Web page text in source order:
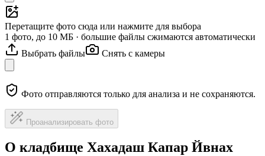
Перетащите фото сюда или нажмите для выбора
1 фото, до 10 МБ · большие файлы сжимаются автоматически
Выбрать файлы
Снять с камеры
Фото отправляются только для анализа и не сохраняются.
Проанализировать фото
О кладбище Хахадаш Капар Йвнах